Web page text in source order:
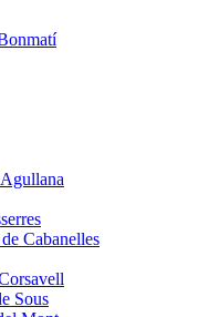
Cabanelles
Sous